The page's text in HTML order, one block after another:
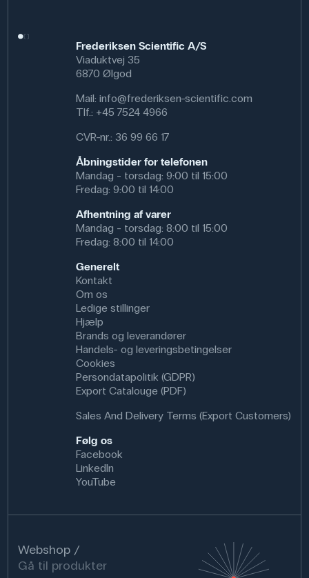
Frederiksen Scientific A/S
Viaduktvej 35
6870 Ølgod
Mail: info@frederiksen-scientific.com
Tlf.: +45 7524 4966
CVR-nr.: 36 99 66 17
Åbningstider for telefonen
Mandag - torsdag: 9:00 til 15:00
Fredag: 9:00 til 14:00
Afhentning af varer
Mandag - torsdag: 8:00 til 15:00
Fredag: 8:00 til 14:00
Generelt
Kontakt
Om os
Ledige stillinger
Hjælp
Brands og leverandører
Handels- og leveringsbetingelser
Cookies
Persondatapolitik (GDPR)
Export Catalouge (PDF)
Sales And Delivery Terms (Export Customers)
Følg os
Facebook
LinkedIn
YouTube
Webshop
Gå til produkter